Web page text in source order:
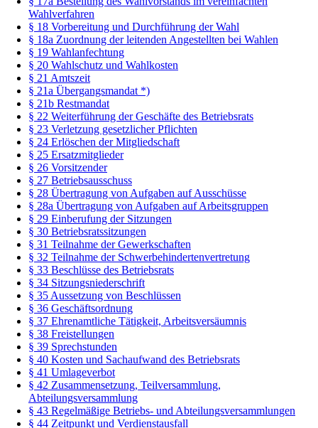
Wahlverfahren
§ 18 Vorbereitung und Durchführung der Wahl
§ 18a Zuordnung der leitenden Angestellten bei Wahlen
§ 19 Wahlanfechtung
§ 20 Wahlschutz und Wahlkosten
§ 21 Amtszeit
§ 21a Übergangsmandat *)
§ 21b Restmandat
§ 22 Weiterführung der Geschäfte des Betriebsrats
§ 23 Verletzung gesetzlicher Pflichten
§ 24 Erlöschen der Mitgliedschaft
§ 25 Ersatzmitglieder
§ 26 Vorsitzender
§ 27 Betriebsausschuss
§ 28 Übertragung von Aufgaben auf Ausschüsse
§ 28a Übertragung von Aufgaben auf Arbeitsgruppen
§ 29 Einberufung der Sitzungen
§ 30 Betriebsratssitzungen
§ 31 Teilnahme der Gewerkschaften
§ 32 Teilnahme der Schwerbehindertenvertretung
§ 33 Beschlüsse des Betriebsrats
§ 34 Sitzungsniederschrift
§ 35 Aussetzung von Beschlüssen
§ 36 Geschäftsordnung
§ 37 Ehrenamtliche Tätigkeit, Arbeitsversäumnis
§ 38 Freistellungen
§ 39 Sprechstunden
§ 40 Kosten und Sachaufwand des Betriebsrats
§ 41 Umlageverbot
§ 42 Zusammensetzung, Teilversammlung,
Abteilungsversammlung
§ 43 Regelmäßige Betriebs- und Abteilungsversammlungen
§ 44 Zeitpunkt und Verdienstausfall